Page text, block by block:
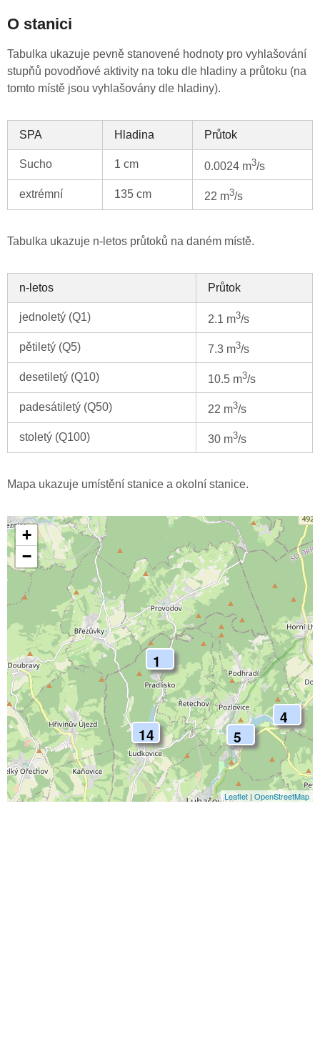
O stanici
Tabulka ukazuje pevně stanovené hodnoty pro vyhlašování
stupňů povodňové aktivity na toku dle hladiny a průtoku (na
tomto místě jsou vyhlašovány dle hladiny).
SPA Hladina Průtok
Sucho 1 cm 0.0024 m3/s
extrémní 135 cm 22 m3/s
Tabulka ukazuje n-letos průtoků na daném místě.
n-letos Průtok
jednoletý (Q1) 2.1 m3/s
pětiletý (Q5) 7.3 m3/s
desetiletý (Q10) 10.5 m3/s
padesátiletý (Q50) 22 m3/s
stoletý (Q100) 30 m3/s
Mapa ukazuje umístění stanice a okolní stanice.
5
14
1
4
+
−
Leaflet | OpenStreetMap